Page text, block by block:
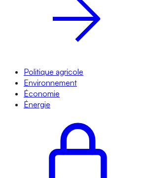
Politique agricole
Environnement
Économie
Énergie